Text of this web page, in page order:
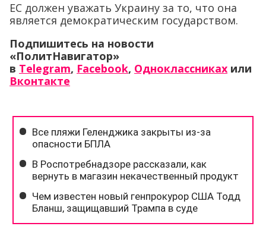
ЕС должен уважать Украину за то, что она
является демократическим государством.
Подпишитесь на новости
«ПолитНавигатор»
в Telegram, Facebook, Одноклассниках или
Вконтакте